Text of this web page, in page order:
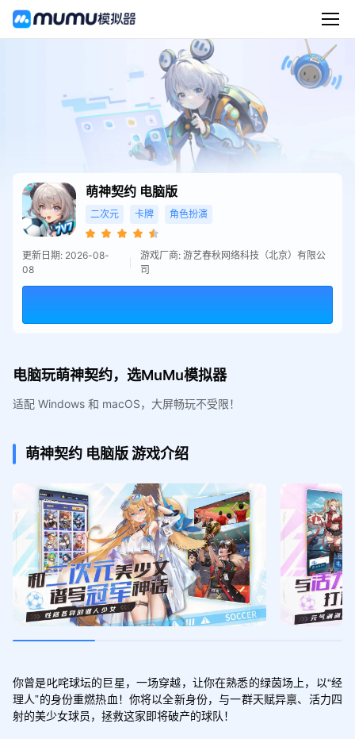
萌神契约 电脑版
二次元 卡牌 角色扮演
更新日期: 2026-08-
08
游戏厂商: 游艺春秋网络科技（北京）有限公
司
电脑玩萌神契约，选MuMu模拟器
适配 Windows 和 macOS，大屏畅玩不受限！
萌神契约 电脑版游戏介绍
你曾是叱咤球坛的巨星，一场穿越，让你在熟悉的绿茵场上，以“经
理人”的身份重燃热血！你将以全新身份，与一群天赋异禀、活力四
射的美少女球员，拯救这家即将破产的球队！